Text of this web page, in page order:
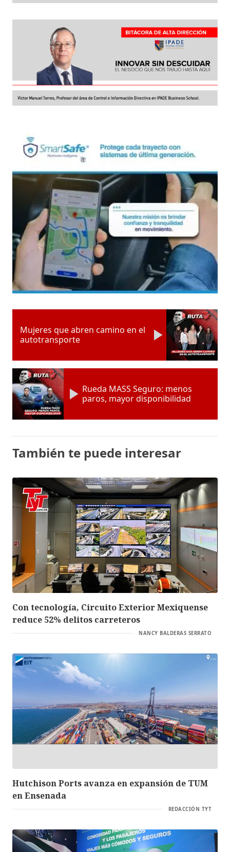
Mujeres que abren camino en el
autotransporte
Rueda MASS Seguro: menos
paros, mayor disponibilidad
También te puede interesar
Con tecnología, Circuito Exterior Mexiquense
reduce 52% delitos carreteros
NANCY BALDERAS SERRATO
Hutchison Ports avanza en expansión de TUM
en Ensenada
REDACCIÓN TYT